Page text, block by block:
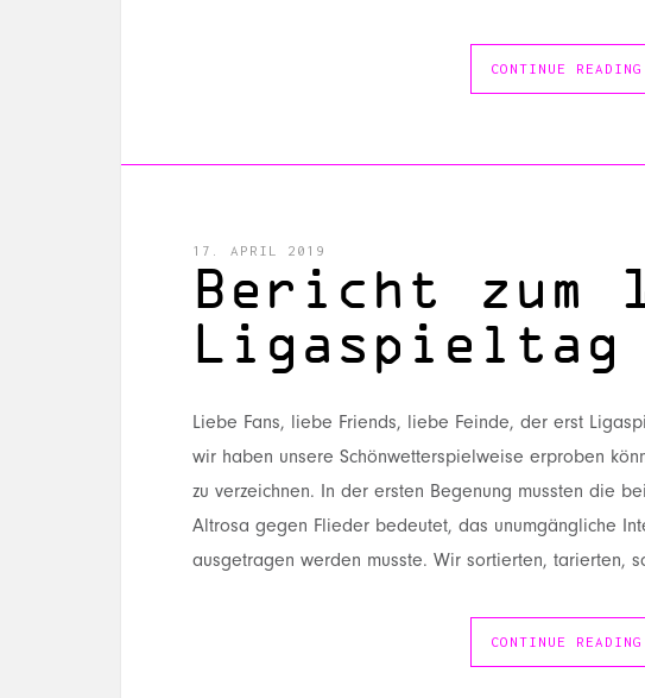
CONTINUE READING
17. APRIL 2019
Bericht zum
Ligaspieltag
Liebe Fans, liebe Friends, liebe Feinde, der erst
wir haben unsere Schönwetterspielweise erproben
zu verzeichnen. In der ersten Begenung mussten die
Altrosa gegen Flieder bedeutet, das unumgängliche
ausgetragen werden musste. Wir sortierten, tarierten,
CONTINUE READING